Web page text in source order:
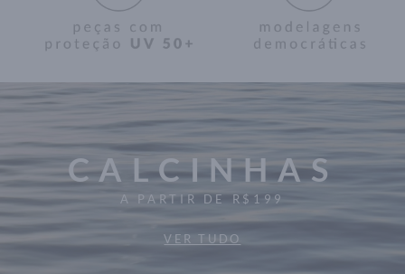
CALCINHAS
A PARTIR DE R$199
VER TUDO